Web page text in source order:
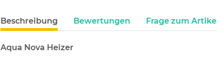
Beschreibung Bewertungen Frage zum Artikel
Aqua Nova Heizer